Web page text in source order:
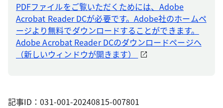
PDFファイルをご覧いただくためには、Adobe
Acrobat Reader DCが必要です。Adobe社のホームペ
ージより無料でダウンロードすることができます。
Adobe Acrobat Reader DCのダウンロードページへ
（新しいウィンドウが開きます）
記事ID：031-001-20240815-007801